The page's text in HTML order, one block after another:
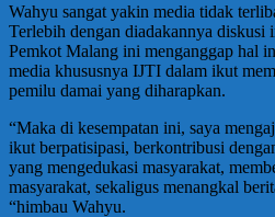
Wahyu sangat yakin media tidak
Terlebih dengan diadakannya diskusi
Pemkot Malang ini menganggap hal
media khususnya IJTI dalam ikut
pemilu damai yang diharapkan.
“Maka di kesempatan ini, saya
ikut berpatisipasi, berkontribusi
yang mengedukasi masyarakat,
masyarakat, sekaligus menangkal
“himbau Wahyu.